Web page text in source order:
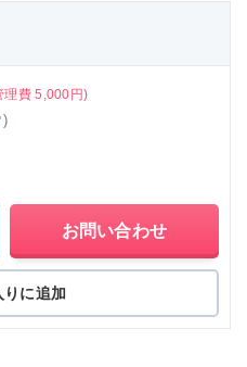
理費 5,000円)
)
お問い合わせ
りに追加